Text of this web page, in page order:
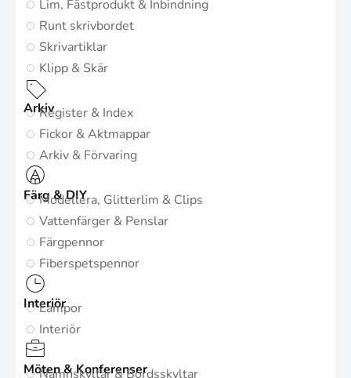
Lim, Fästprodukt & Inbindning
Runt skrivbordet
Skrivartiklar
Klipp & Skär
ArkivRegister & Index
Fickor & Aktmappar
Arkiv & Förvaring
Färg & DIY
Modellera, Glitterlim & Clips
Vattenfärger & Penslar
Färgpennor
Fiberspetspennor
Interiör
Lampor
Interiör
Möten & Konferenser
Namnskyltar & Bordsskyltar